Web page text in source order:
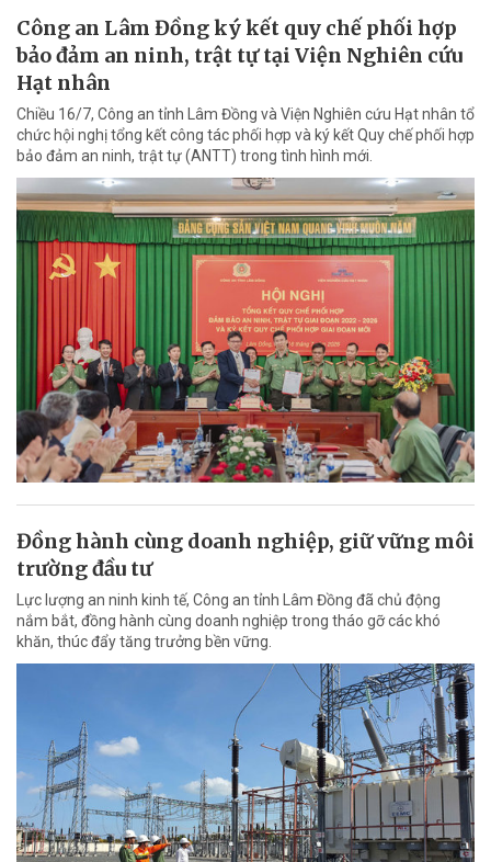
Công an Lâm Đồng ký kết quy chế phối hợp
bảo đảm an ninh, trật tự tại Viện Nghiên cứu
Hạt nhân
Chiều 16/7, Công an tỉnh Lâm Đồng và Viện Nghiên cứu Hạt nhân tổ
chức hội nghị tổng kết công tác phối hợp và ký kết Quy chế phối hợp
bảo đảm an ninh, trật tự (ANTT) trong tình hình mới.
Đồng hành cùng doanh nghiệp, giữ vững môi
trường đầu tư
Lực lượng an ninh kinh tế, Công an tỉnh Lâm Đồng đã chủ động
nắm bắt, đồng hành cùng doanh nghiệp trong tháo gỡ các khó
khăn, thúc đẩy tăng trưởng bền vững.